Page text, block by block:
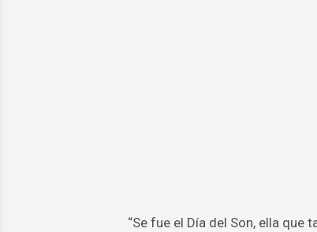
“Se fue el Día del Son, ella